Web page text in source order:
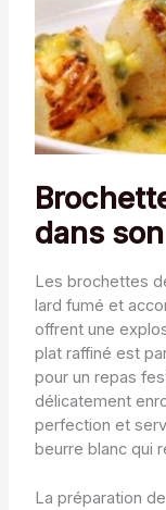
dans
Les brochettes
lard fumé et
offrent une
plat raffiné est
pour un repas
délicatement
perfection et
beurre blanc qui
La préparation